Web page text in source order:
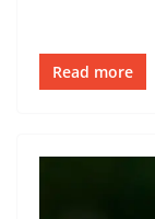
Read more